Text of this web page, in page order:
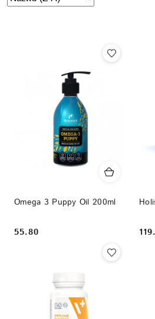
sortowanie:
według
Omega 3 Puppy Oil 200ml
Cena:
55.80